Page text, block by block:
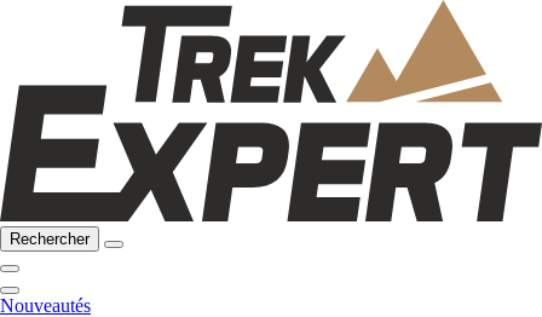
Rechercher
Nouveautés